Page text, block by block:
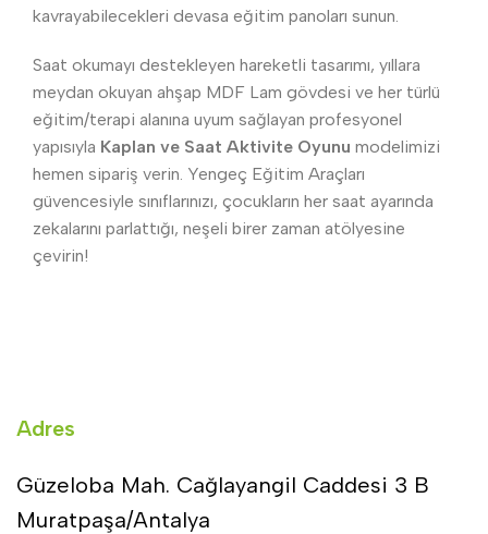
kavrayabilecekleri devasa eğitim panoları sunun.
Saat okumayı destekleyen hareketli tasarımı, yıllara
meydan okuyan ahşap MDF Lam gövdesi ve her türlü
eğitim/terapi alanına uyum sağlayan profesyonel
yapısıyla Kaplan ve Saat Aktivite Oyunu modelimizi
hemen sipariş verin. Yengeç Eğitim Araçları
güvencesiyle sınıflarınızı, çocukların her saat ayarında
zekalarını parlattığı, neşeli birer zaman atölyesine
çevirin!
Adres
Güzeloba Mah. Cağlayangil Caddesi 3 B
Muratpaşa/Antalya